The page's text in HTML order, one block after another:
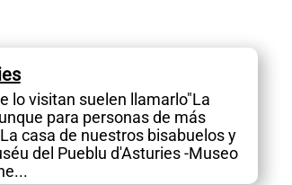
lo visitan suelen llamarlo"La
para personas de más
casa de nuestros bisabuelos y
del Pueblu d'Asturies -Museo